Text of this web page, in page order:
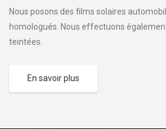
Nous posons des films solaires
homologués. Nous effectuons
teintées.
En savoir plus